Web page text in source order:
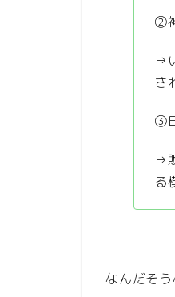
②
→
さ
③
→
る
なんだそう